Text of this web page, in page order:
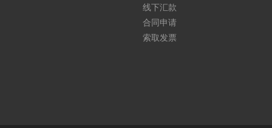
线下汇款
合同申请
索取发票